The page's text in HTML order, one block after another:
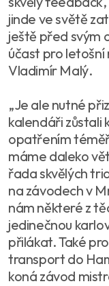
jinde ve světě
ještě před svým
účast pro letošní
Vladimír Malý.
„Je ale nutné
kalendáři zůstali
opatřením
máme daleko
řada skvělých
na závodech v
nám některé z
jedinečnou
přilákat. Také
transport do
koná závod